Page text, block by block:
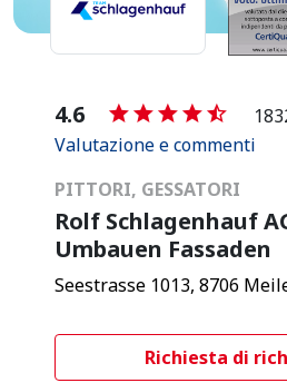
4.6
Valutazione e commenti
PITTORI, GESSATORI
Rolf Schlagenhauf
Umbauen Fassaden
Seestrasse 1013, 8706
Richiesta di